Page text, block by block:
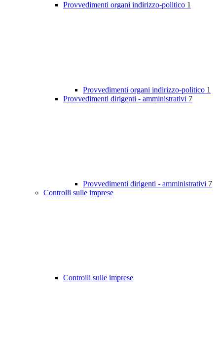
Provvedimenti organi indirizzo-politico 1
Provvedimenti organi indirizzo-politico 1
Provvedimenti dirigenti - amministrativi 7
Provvedimenti dirigenti - amministrativi 7
Controlli sulle imprese
Controlli sulle imprese